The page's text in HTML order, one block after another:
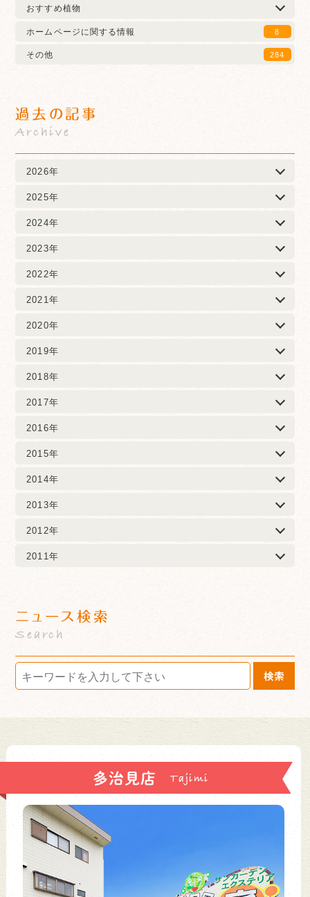
おすすめ植物
ホームページに関する情報
8
その他 284
過去の記事
Archive
2026年
2025年
2024年
2023年
2022年
2021年
2020年
2019年
2018年
2017年
2016年
2015年
2014年
2013年
2012年
2011年
ニュース検索
Search
検索
多治見店